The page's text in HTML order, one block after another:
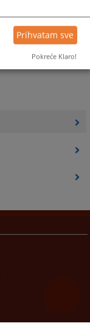
Prihvatam sve
Pokreće Klaro!